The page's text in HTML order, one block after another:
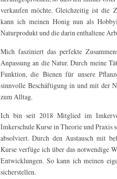
verkaufen möchte. Gleichzeitig ist die
kann ich meinen Honig nun als
Naturprodukt und die darin enthaltene
Mich fasziniert das perfekte
Anpassung an die Natur. Durch meine
Funktion, die Bienen für unsere
sinnvolle Beschäftigung in und mit der
zum Alltag.
Ich bin seit 2018 Mitglied im
Imkerschule Kurse in Theorie und Praxis
absolviert. Durch den Austausch mit
Kurse verfüge ich über das notwendige
Entwicklungen. So kann ich meinen
sicherstellen.